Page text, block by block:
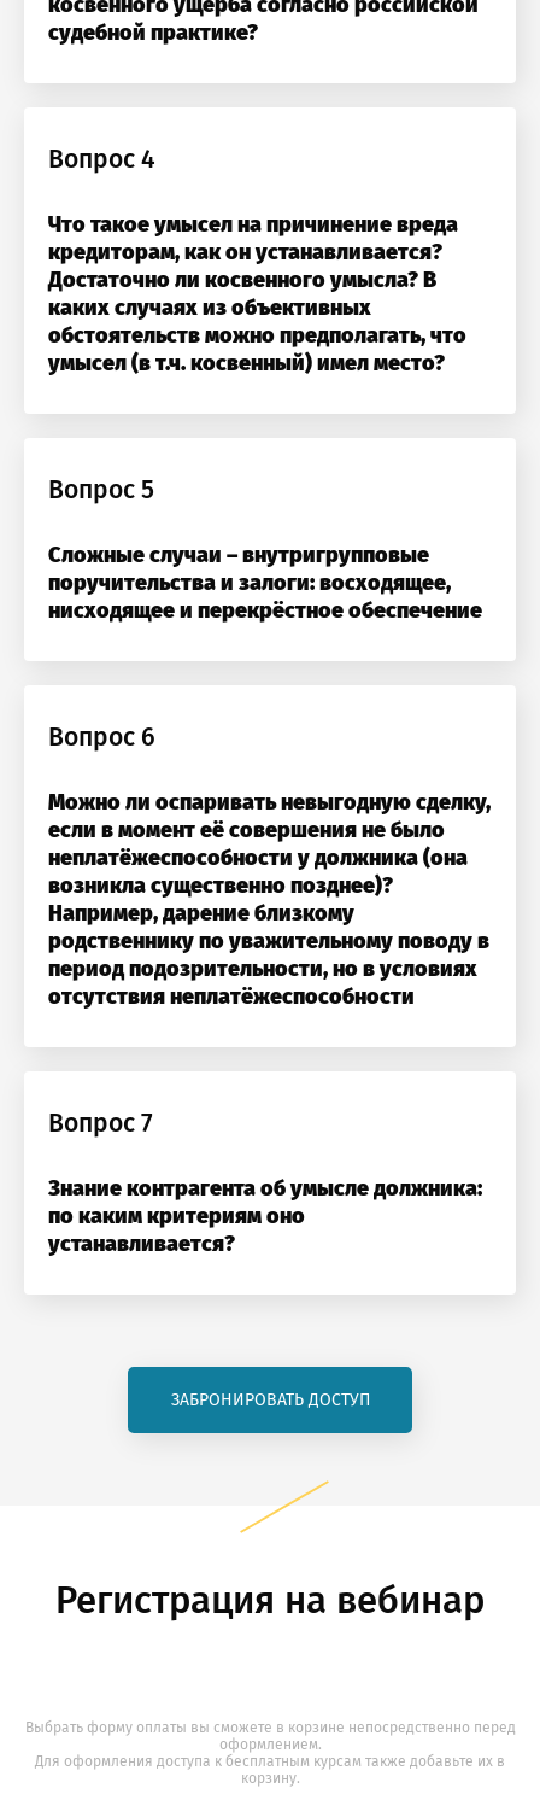
судебной практике?
Вопрос 4
Что такое умысел на причинение вреда
кредиторам, как он устанавливается?
Достаточно ли косвенного умысла? В
каких случаях из объективных
обстоятельств можно предполагать, что
умысел (в т.ч. косвенный) имел место?
Вопрос 5
Сложные случаи – внутригрупповые
поручительства и залоги: восходящее,
нисходящее и перекрёстное обеспечение
Вопрос 6
Можно ли оспаривать невыгодную сделку,
если в момент её совершения не было
неплатёжеспособности у должника (она
возникла существенно позднее)?
Например, дарение близкому
родственнику по уважительному поводу в
период подозрительности, но в условиях
отсутствия неплатёжеспособности
Вопрос 7
Знание контрагента об умысле должника:
по каким критериям оно
устанавливается?
ЗАБРОНИРОВАТЬ ДОСТУП
Регистрация на вебинар
Выбрать форму оплаты вы сможете в корзине непосредственно перед
оформлением.
Для оформления доступа к бесплатным курсам также добавьте их в
корзину.
Оставить заявку
ОТПРАВИТЬ
кнопку “Отправить”, вы даетесогласиена
персональных данных на основании
конфиденциальности
с сайтом или
ОТПРАВИТЬ
кнопку “Отправить”, вы даетесогласиена
персональных данных на основанииПолитики
конфиденциальности.
₽ ₽
выгода:
бесплатно
Я согласен сполитикой конфиденциальности
Я согласен сдоговором оферты
Подписаться на новости и уникальные
предложения
Оставить заявку
ОТПРАВИТЬ
кнопку “Отправить”, вы даетесогласиена
персональных данных на основании
конфиденциальности